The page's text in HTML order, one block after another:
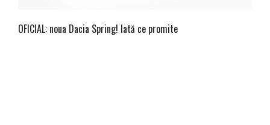
OFICIAL: noua Dacia Spring! Iată ce promite